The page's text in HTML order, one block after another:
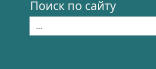
Поиск по сайту